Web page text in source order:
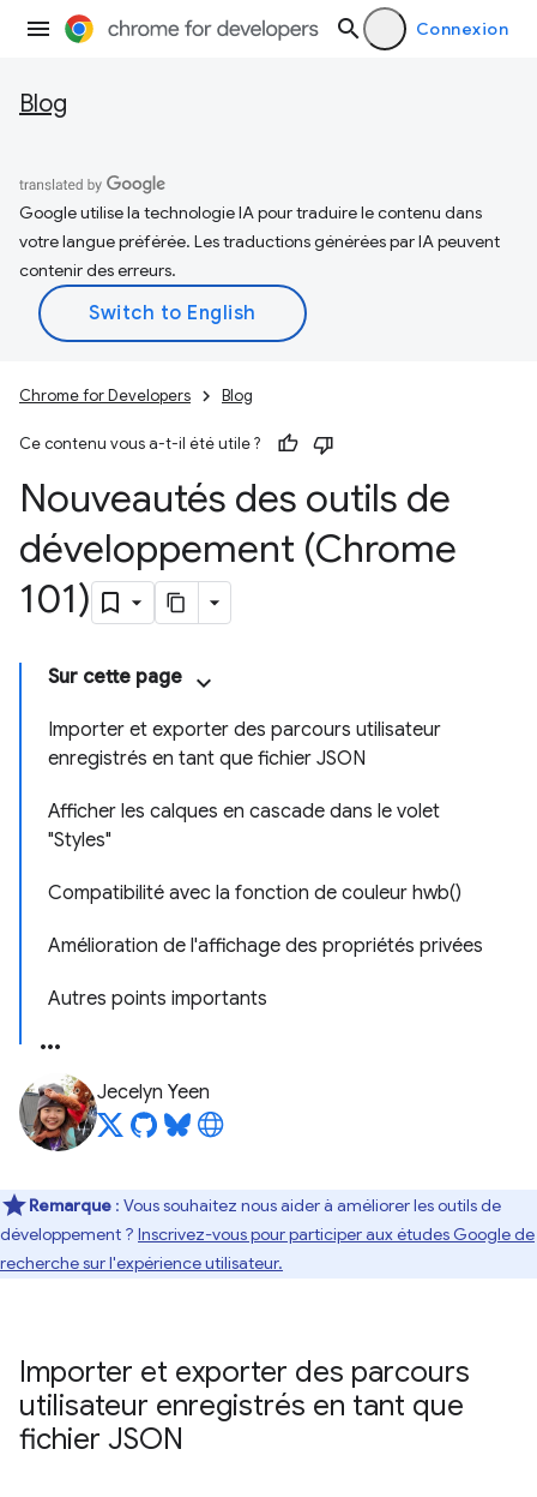
Connexion
Blog
Google utilise la technologie IA pour traduire le contenu dans
votre langue préférée. Les traductions générées par IA peuvent
contenir des erreurs.
Chrome for Developers Blog
Ce contenu vous a-t-il été utile ?
Nouveautés des outils de
développement (Chrome
101)
Sur cette page
Importer et exporter des parcours utilisateur
enregistrés en tant que fichier JSON
Afficher les calques en cascade dans le volet
"Styles"
Compatibilité avec la fonction de couleur hwb()
Amélioration de l'affichage des propriétés privées
Autres points importants
Jecelyn Yeen
Remarque : Vous souhaitez nous aider à améliorer les outils de
développement ? Inscrivez-vous pour participer aux études Google de
recherche sur l'expérience utilisateur.
Importer et exporter des parcours
utilisateur enregistrés en tant que
fichier JSON